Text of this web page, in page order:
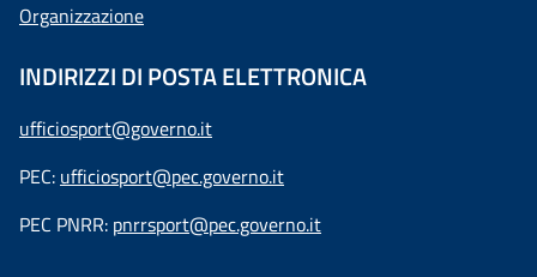
Organizzazione
INDIRIZZI DI POSTA ELETTRONICA
ufficiosport@governo.it
PEC: ufficiosport@pec.governo.it
PEC PNRR: pnrrsport@pec.governo.it